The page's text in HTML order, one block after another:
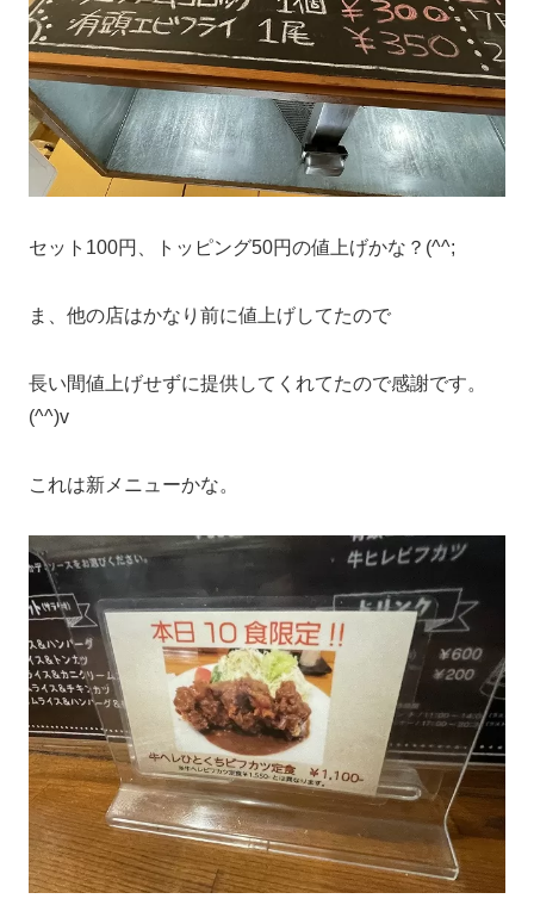
セット100円、トッピング50円の値上げかな？(^^;
ま、他の店はかなり前に値上げしてたので
長い間値上げせずに提供してくれてたので感謝です。
(^^)v
これは新メニューかな。